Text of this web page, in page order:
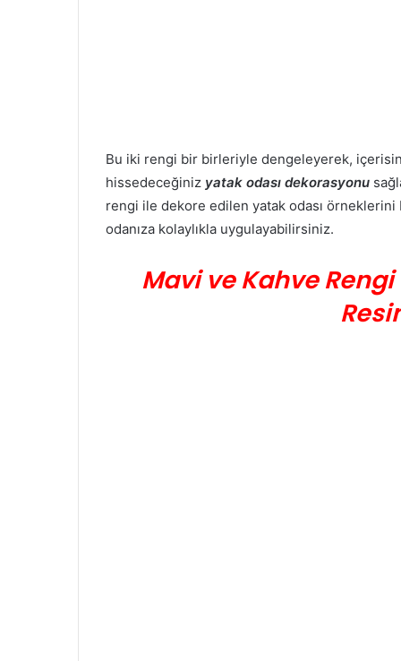
Bu iki rengi bir birleriyle dengeleyerek,
hissedeceğiniz yatak odası dekorasyonu
rengi ile dekore edilen yatak odası
odanıza kolaylıkla uygulayabilirsiniz.
Mavi ve Kahve